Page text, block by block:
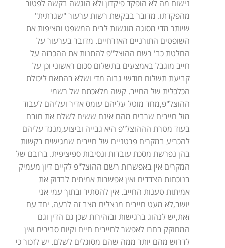
נישום מה לא הופקד פיקדון ולא הוגשה בקשה לפטור
מהפקדתו. מדובר בבקשת רשות ערעור "שגרתית"
שיותר מדי מסוגה מוגשות לבית המשפט ומציפות את
השופטים התורניים האזרחיים. מדובר בערעור על
החלטת כב' רשם ההוצל"פ להתנות את ההכרזה על
חייב מוגבל באמצעים בתשלום סכום ראשוני וכן על
קביעת תשלום חודשי גבוה מדי ושלא בהתאם ליכולת
הכלכלית של החייב. קשה מלאכתם של רשמי
ההוצל"פ,מחד מוטל עליהם עומס אדיר ועליהם לעבוד
מול חייבים שרבים מהם אינם ששים לשלם את חובם
בעוד מטרת הההוצל"פ היא גבייה וביצוע,מנגד עליהם
להכריע במקרים פרטניים של חייבים שמגישים בקשות
בהן נפרשת מסכת עובדות ונסיבות ספיציפית. ברובם של
המקרים אין באפשרות רשם ההוצל"פ לקיים דיון מעמיק
בנוכחות הצדדים ואין אפשרות אמיתית לבדוק את
אמיתות טענות החייב. אין להסתיר ובתוך עמי אני
יושב,לא מעט חייבים מנצלים מצב זה לרעה. יחד עם
זאת,יש לנהוג ברגישות ובזהירות שכן גם הדין וגם
המחוקק בחרו לאפשר לחייבים חיים וקיום סבירים ואין
לדרוש מהם יותר ממה שהם מסוגלים לשלם. יש לזכור כי